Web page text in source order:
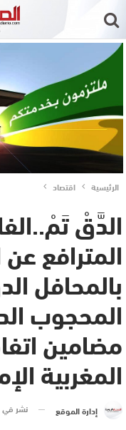
الرئيسية اقتصاد
الدَّقْ
المترافع
بالمحافل
المحجوب
مضامين
المغربية
إدارة الموقع نشر في